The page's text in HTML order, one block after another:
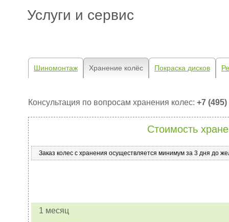
Услуги и сервис
Шиномонтаж Хранение колёс Покраска дисков
Консультация по вопросам хранения колес: +7
Стоимость
Заказ колес с хранения осуществляется минимум за 3 дня до
1 месяц